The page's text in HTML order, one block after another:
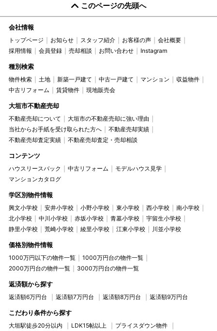
このページの先頭へ
会社情報
トップページ お知らせ スタッフ紹介 お客様の声
会社概要
採用情報
会員登録 売却相談 お問い合わせ Instagram
種別検索
物件検索 土地 新築一戸建て 中古一戸建て マンション
収益物件
中古リフォーム
賃貸物件 現地販売会
大垣市不動産売却
不動産売却について
大垣市の不動産売却に強い理由
当社からお手紙を受け取られた方へ
不動産売却実績
不動産売却査定実績
不動産売却査定・売却相談
コンテンツ
ハウスリースバック 中古リフォーム
モデルハウス見学
マンションカタログ
学区別物件情報
興文小学校 安井小学校 小野小学校 東小学校 西小学校
南小学校
北小学校
中川小学校 赤坂小学校 青墓小学校
宇留生小学校
静里小学校
荒崎小学校 綾里小学校 江東小学校 川並小学校
価格別物件情報
1000万円以下の物件一覧
1000万円台の物件一覧
2000万円台の物件一覧
3000万円台の物件一覧
返済額から探す
返済額6万円台 返済額7万円台 返済額8万円台 返済額9万円台
こだわり条件から探す
大垣駅徒歩20分以内 LDK15帖以上
プライスダウン物件